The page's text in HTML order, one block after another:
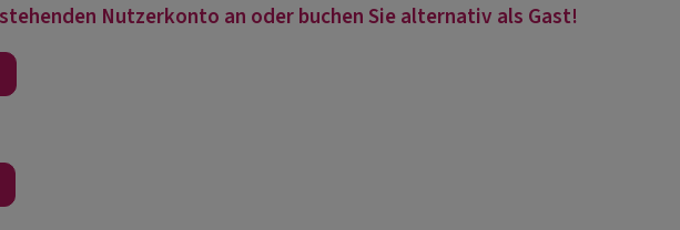
Nutzerkonto an oder buchen Sie alternativ als Gast!